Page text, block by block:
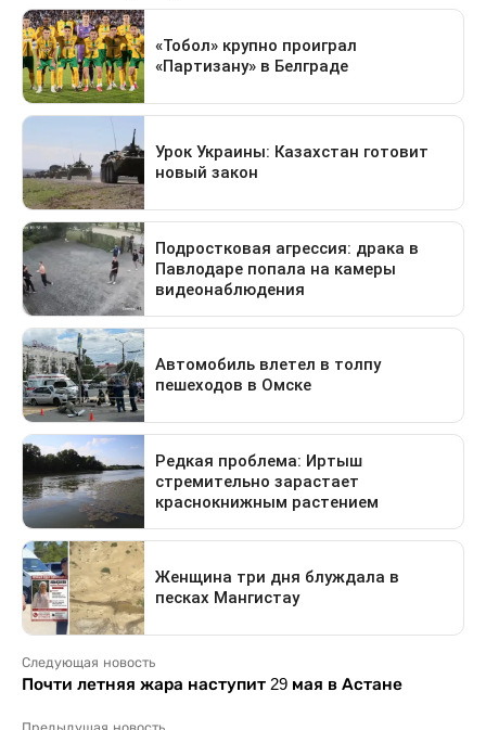
Следующая новость
Почти летняя жара наступит 29 мая в Астане